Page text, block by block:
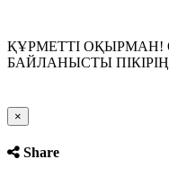
ҚҰРМЕТТІ
БАЙЛАНЫСТЫ
×
Share